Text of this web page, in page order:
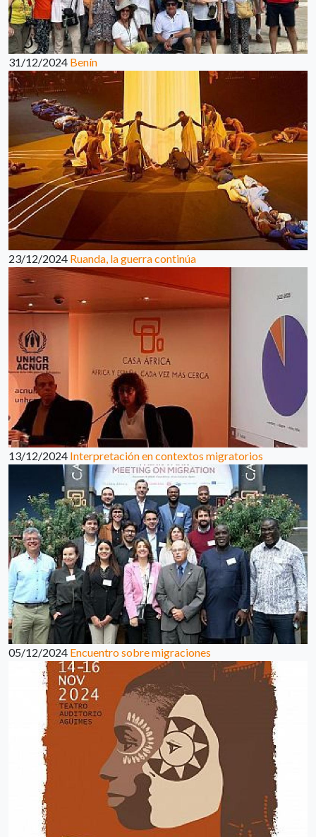
31/12/2024 Benín
23/12/2024 Ruanda, la guerra continúa
13/12/2024 Interpretación en contextos migratorios
05/12/2024 Encuentro sobre migraciones